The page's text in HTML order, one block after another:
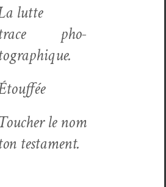
lutte
pho­
le nom
tes­ta­ment.